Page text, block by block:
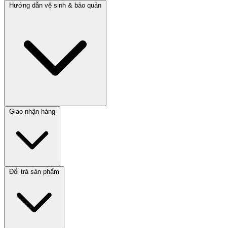
Hướng dẫn vệ sinh & bảo quản
Giao nhận hàng
Đổi trả sản phẩm